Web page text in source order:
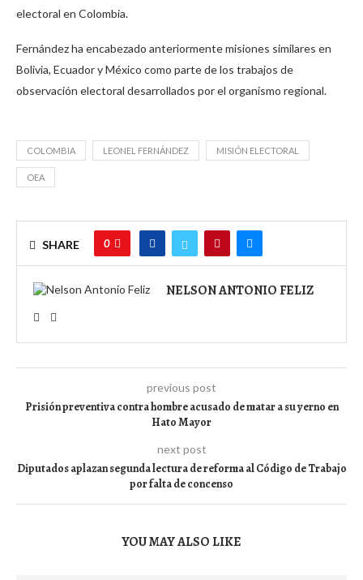
electoral en Colombia.
Fernández ha encabezado anteriormente misiones similares en
Bolivia, Ecuador y México como parte de los trabajos de
observación electoral desarrollados por el organismo regional.
COLOMBIA LEONEL FERNÁNDEZ MISIÓN ELECTORAL
OEA
SHARE 0
NELSON ANTONIO FELIZ
previous post
Prisión preventiva contra hombre acusado de matar a su yerno en
Hato Mayor
next post
Diputados aplazan segunda lectura de reforma al Código de Trabajo
por falta de concenso
YOU MAY ALSO LIKE